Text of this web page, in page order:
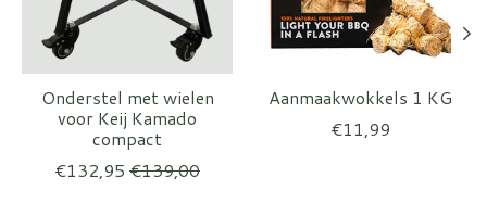
Onderstel met wielen
voor Keij Kamado
compact
€132,95 €139,00
Aanmaakwokkels 1 KG
€11,99